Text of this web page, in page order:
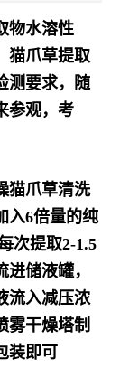
物水溶性
猫爪草提取
测要求，随
参观，考
猫爪草清洗
入6倍量的纯
次提取2-1.5
储液罐，
流入减压浓
雾干燥塔制
装即可